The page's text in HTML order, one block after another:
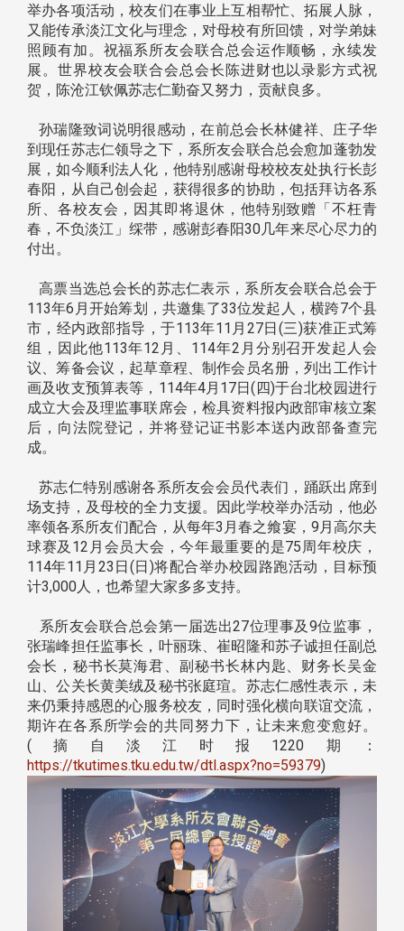
举办各项活动，校友们在事业上互相帮忙、拓展人脉，
又能传承淡江文化与理念，对母校有所回馈，对学弟妹
照顾有加。祝福系所友会联合总会运作顺畅，永续发
展。世界校友会联合会总会长陈进财也以录影方式祝
贺，陈沧江钦佩苏志仁勤奋又努力，贡献良多。
孙瑞隆致词说明很感动，在前总会长林健祥、庄子华
到现任苏志仁领导之下，系所友会联合总会愈加蓬勃发
展，如今顺利法人化，他特别感谢母校校友处执行长彭
春阳，从自己创会起，获得很多的协助，包括拜访各系
所、各校友会，因其即将退休，他特别致赠「不枉青
春，不负淡江」䌽带，感谢彭春阳30几年来尽心尽力的
付出。
高票当选总会长的苏志仁表示，系所友会联合总会于
113年6月开始筹划，共邀集了33位发起人，横跨7个县
市，经内政部指导，于113年11月27日(三)获准正式筹
组，因此他113年12月、114年2月分别召开发起人会
议、筹备会议，起草章程、制作会员名册，列出工作计
画及收支预算表等，114年4月17日(四)于台北校园进行
成立大会及理监事联席会，检具资料报内政部审核立案
后，向法院登记，并将登记证书影本送内政部备查完
成。
苏志仁特别感谢各系所友会会员代表们，踊跃出席到
场支持，及母校的全力支援。因此学校举办活动，他必
率领各系所友们配合，从每年3月春之飨宴，9月高尔夫
球赛及12月会员大会，今年最重要的是75周年校庆，
114年11月23日(日)将配合举办校园路跑活动，目标预
计3,000人，也希望大家多多支持。
系所友会联合总会第一届选出27位理事及9位监事，
张瑞峰担任监事长，叶丽珠、崔昭隆和苏子诚担任副总
会长，秘书长莫海君、副秘书长林内匙、财务长吴金
山、公关长黄美绒及秘书张庭瑄。苏志仁感性表示，未
来仍秉持感恩的心服务校友，同时强化横向联谊交流，
期许在各系所学会的共同努力下，让未来愈变愈好。
(摘自淡江时报1220期：
https://tkutimes.tku.edu.tw/dtl.aspx?no=59379)